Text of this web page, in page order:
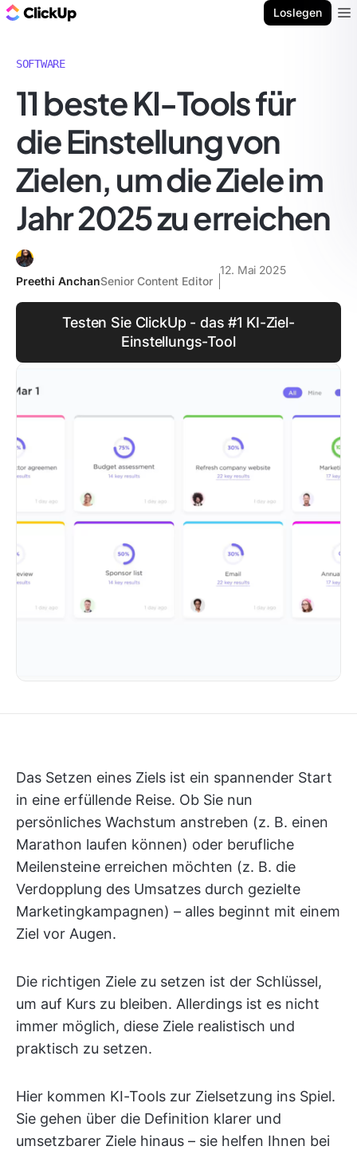
Loslegen
SOFTWARE
11 beste KI-Tools für
die Einstellung von
Zielen, um die Ziele im
Jahr 2025 zu erreichen
Preethi AnchanSenior Content Editor
12. Mai 2025
Testen Sie ClickUp - das #1 KI-Ziel-
Einstellungs-Tool
Das Setzen eines Ziels ist ein spannender Start
in eine erfüllende Reise. Ob Sie nun
persönliches Wachstum anstreben (z. B. einen
Marathon laufen können) oder berufliche
Meilensteine erreichen möchten (z. B. die
Verdopplung des Umsatzes durch gezielte
Marketingkampagnen) – alles beginnt mit einem
Ziel vor Augen.
Die richtigen Ziele zu setzen ist der Schlüssel,
um auf Kurs zu bleiben. Allerdings ist es nicht
immer möglich, diese Ziele realistisch und
praktisch zu setzen.
Hier kommen KI-Tools zur Zielsetzung ins Spiel.
Sie gehen über die Definition klarer und
umsetzbarer Ziele hinaus – sie helfen Ihnen bei